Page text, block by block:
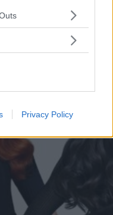
one or more Google
You may click to
in below Google
Privacy Policy